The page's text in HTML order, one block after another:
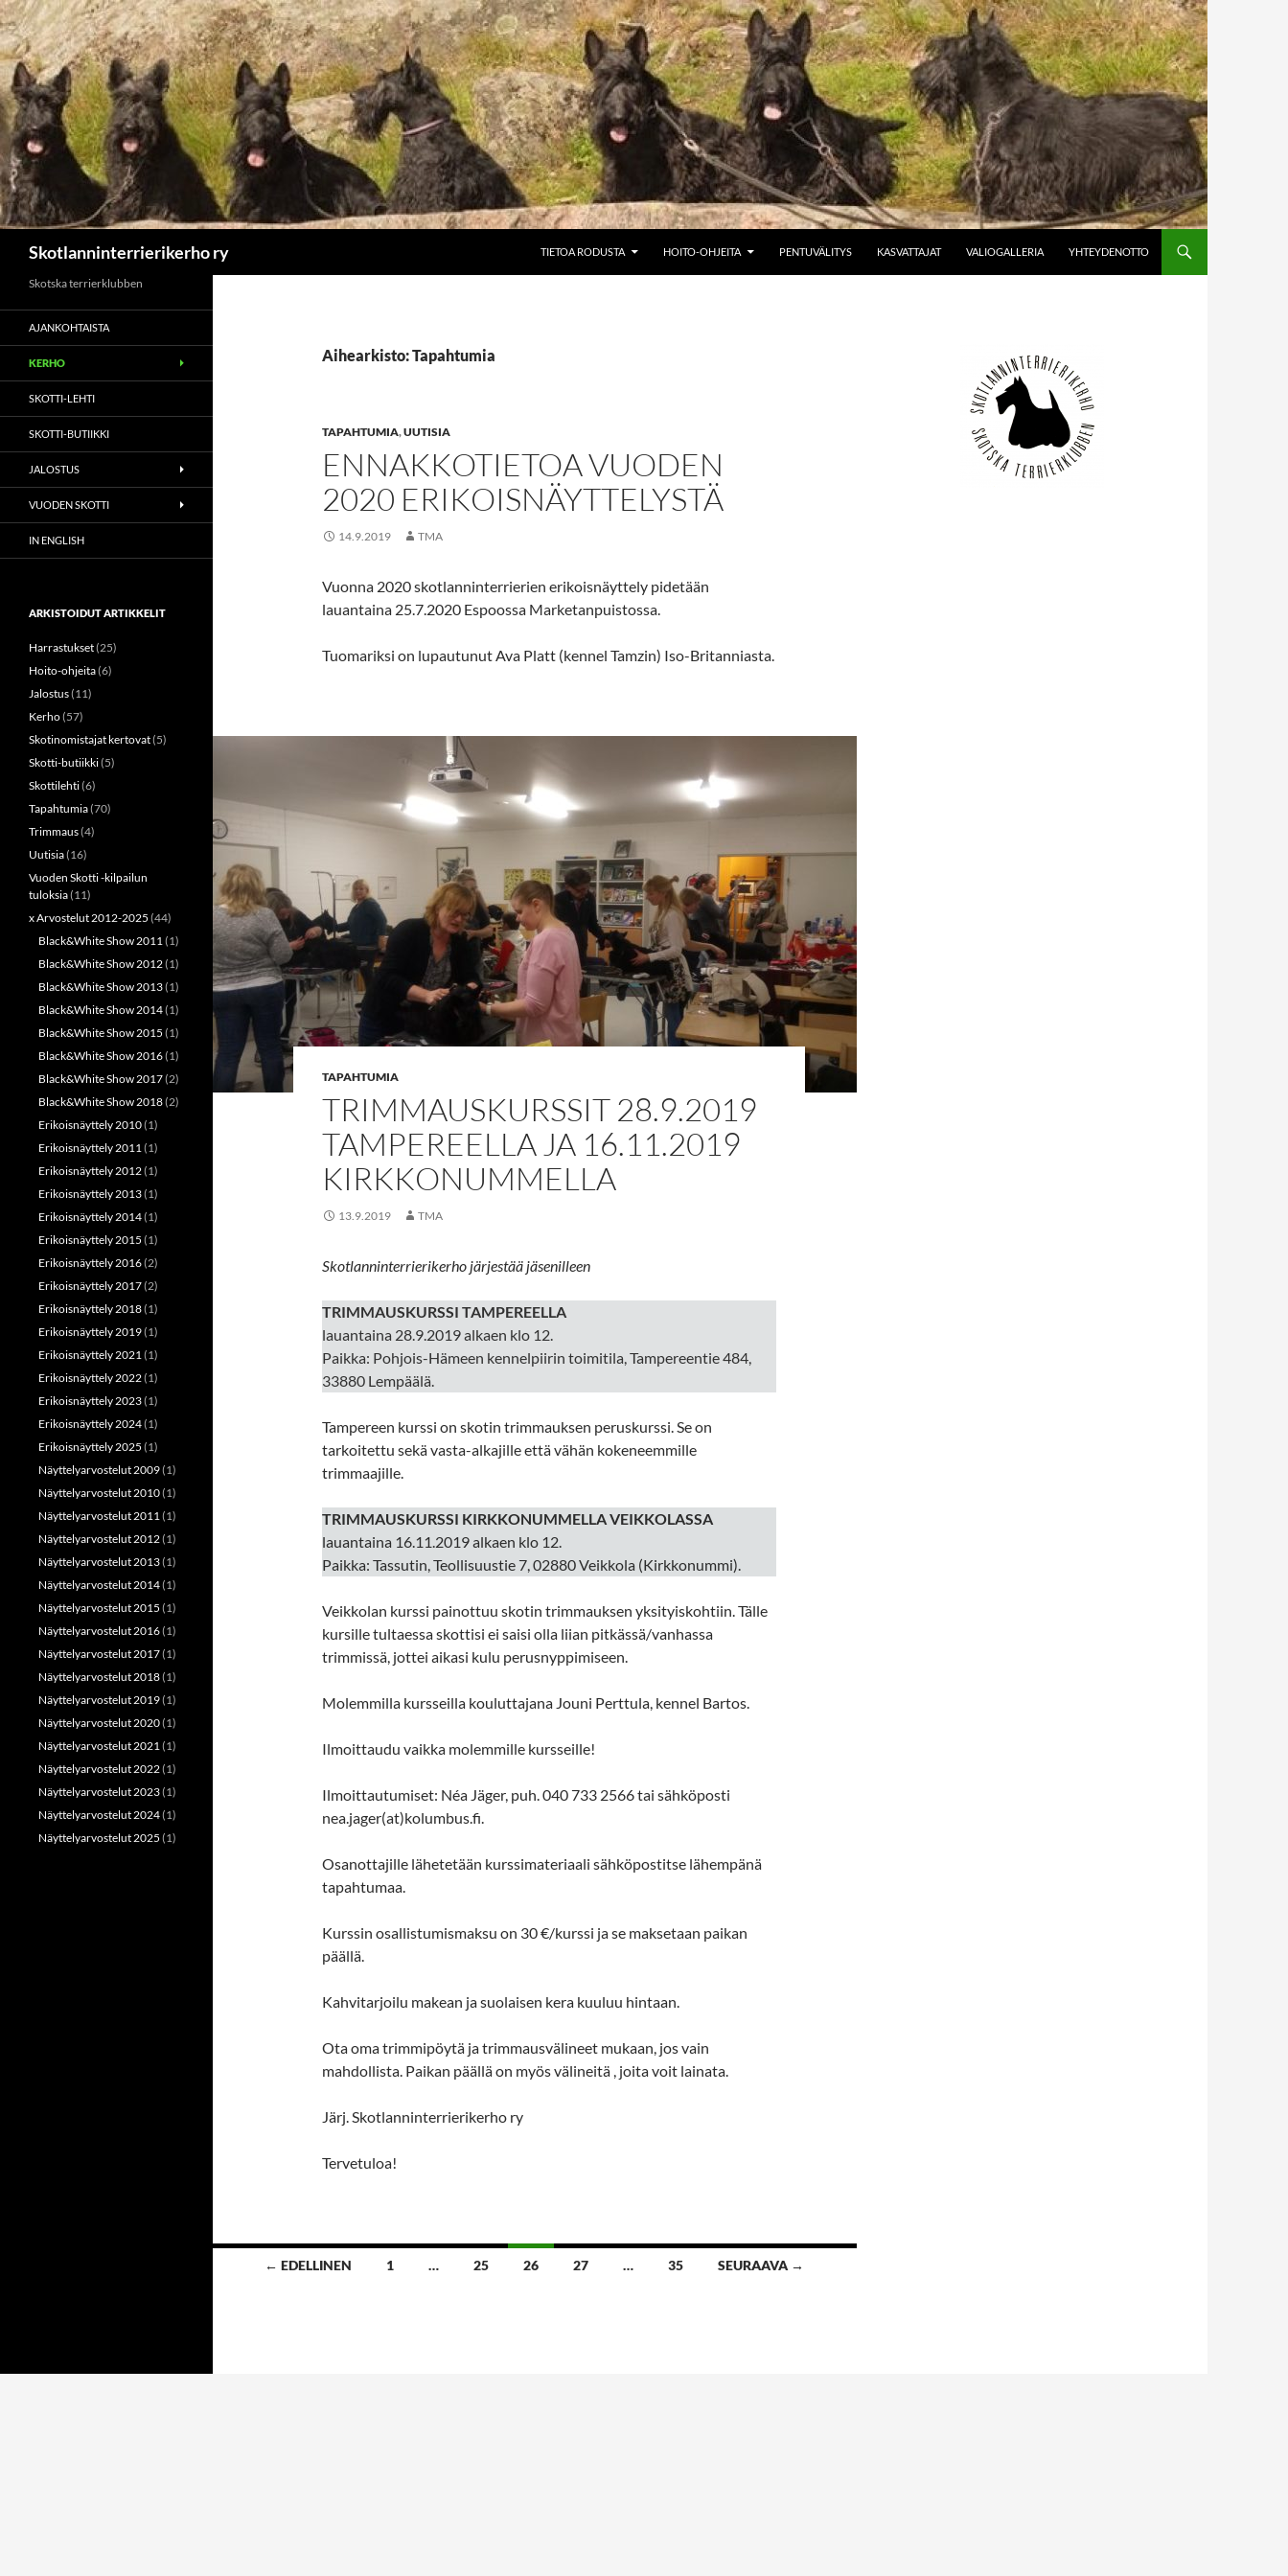
Skotlanninterrierikerho ry
TIETOA RODUSTA
HOITO-OHJEITA PENTUVÄLITYS KASVATTAJAT VALIOGALLERIA YHTEYDENOTTO
Aihearkisto: Tapahtumia
TAPAHTUMIA,UUTISIA
ENNAKKOTIETOA VUODEN
2020 ERIKOISNÄYTTELYSTÄ
14.9.2019 TMA
Vuonna 2020 skotlanninterrierien erikoisnäyttely pidetään
lauantaina 25.7.2020 Espoossa Marketanpuistossa.
Tuomariksi on lupautunut Ava Platt (kennel Tamzin) Iso-Britanniasta.
TAPAHTUMIA
TRIMMAUSKURSSIT 28.9.2019
TAMPEREELLA JA 16.11.2019
KIRKKONUMMELLA
13.9.2019 TMA
Skotlanninterrierikerho järjestää jäsenilleen
TRIMMAUSKURSSI TAMPEREELLA
lauantaina 28.9.2019 alkaen klo 12.
Paikka: Pohjois-Hämeen kennelpiirin toimitila, Tampereentie 484,
33880 Lempäälä.
Tampereen kurssi on skotin trimmauksen peruskurssi. Se on
tarkoitettu sekä vasta-alkajille että vähän kokeneemmille
trimmaajille.
TRIMMAUSKURSSI KIRKKONUMMELLA VEIKKOLASSA
lauantaina 16.11.2019 alkaen klo 12.
Paikka: Tassutin, Teollisuustie 7, 02880 Veikkola (Kirkkonummi).
Veikkolan kurssi painottuu skotin trimmauksen yksityiskohtiin. Tälle
kursille tultaessa skottisi ei saisi olla liian pitkässä/vanhassa
trimmissä, jottei aikasi kulu perusnyppimiseen.
Molemmilla kursseilla kouluttajana Jouni Perttula, kennel Bartos.
Ilmoittaudu vaikka molemmille kursseille!
Ilmoittautumiset: Néa Jäger, puh. 040 733 2566 tai sähköposti
nea.jager(at)kolumbus.fi.
Osanottajille lähetetään kurssimateriaali sähköpostitse lähempänä
tapahtumaa.
Kurssin osallistumismaksu on 30 €/kurssi ja se maksetaan paikan
päällä.
Kahvitarjoilu makean ja suolaisen kera kuuluu hintaan.
Ota oma trimmipöytä ja trimmausvälineet mukaan, jos vain
mahdollista. Paikan päällä on myös välineitä , joita voit lainata.
Järj. Skotlanninterrierikerho ry
Tervetuloa!
Artikkelien
← EDELLINEN 1 … 25 26 27 … 35 SEURAAVA →
Skotska terrierklubben
AJANKOHTAISTA
KERHO
SKOTTI-LEHTI
SKOTTI-BUTIIKKI
JALOSTUS
VUODEN SKOTTI
IN ENGLISH
ARKISTOIDUT ARTIKKELIT
Harrastukset(25)
Hoito-ohjeita(6)
Jalostus(11)
Kerho(57)
Skotinomistajat kertovat(5)
Skotti-butiikki(5)
Skottilehti(6)
Tapahtumia(70)
Trimmaus(4)
Uutisia(16)
Vuoden Skotti -kilpailun
tuloksia(11)
x Arvostelut 2012-2025 (44)
Black&White Show 2011(1)
Black&White Show 2012(1)
Black&White Show 2013(1)
Black&White Show 2014(1)
Black&White Show 2015 (1)
Black&White Show 2016(1)
Black&White Show 2017(2)
Black&White Show 2018(2)
Erikoisnäyttely 2010(1)
Erikoisnäyttely 2011(1)
Erikoisnäyttely 2012(1)
Erikoisnäyttely 2013(1)
Erikoisnäyttely 2014(1)
Erikoisnäyttely 2015 (1)
Erikoisnäyttely 2016(2)
Erikoisnäyttely 2017(2)
Erikoisnäyttely 2018(1)
Erikoisnäyttely 2019(1)
Erikoisnäyttely 2021(1)
Erikoisnäyttely 2022(1)
Erikoisnäyttely 2023(1)
Erikoisnäyttely 2024(1)
Erikoisnäyttely 2025 (1)
Näyttelyarvostelut 2009(1)
Näyttelyarvostelut 2010(1)
Näyttelyarvostelut 2011(1)
Näyttelyarvostelut 2012(1)
Näyttelyarvostelut 2013(1)
Näyttelyarvostelut 2014(1)
Näyttelyarvostelut 2015 (1)
Näyttelyarvostelut 2016(1)
Näyttelyarvostelut 2017(1)
Näyttelyarvostelut 2018(1)
Näyttelyarvostelut 2019(1)
Näyttelyarvostelut 2020(1)
Näyttelyarvostelut 2021(1)
Näyttelyarvostelut 2022(1)
Näyttelyarvostelut 2023(1)
Näyttelyarvostelut 2024(1)
Näyttelyarvostelut 2025 (1)